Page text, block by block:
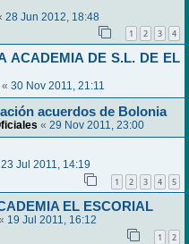
28 Jun 2012, 18:48
1 2 3 4
ACADEMIA DE S.L. DE EL
« 30 Nov 2011, 21:11
acuerdos de Bolonia
« 29 Nov 2011, 23:00
23 Jul 2011, 14:19
1 2 3 4 5
EL ESCORIAL
19 Jul 2011, 16:12
1 2